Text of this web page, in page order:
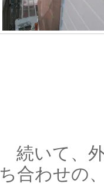
続いて、
ち合わせの